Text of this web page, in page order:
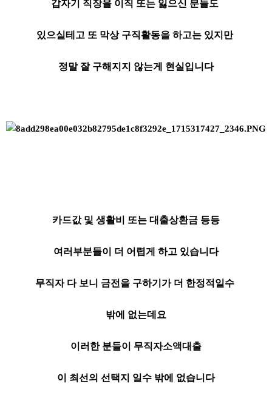
갑자기 직장을 이직 또는 잃으신 분들도
있으실테고 또 막상 구직활동을 하고는 있지만
정말 잘 구해지지 않는게 현실입니다
카드값 및 생활비 또는 대출상환금 등등
여러부분들이 더 어렵게 하고 있습니다
무직자 다 보니 금전을 구하기가 더 한정적일수
밖에 없는데요
이러한 분들이 무직자소액대출
이 최선의 선택지 일수 밖에 없습니다